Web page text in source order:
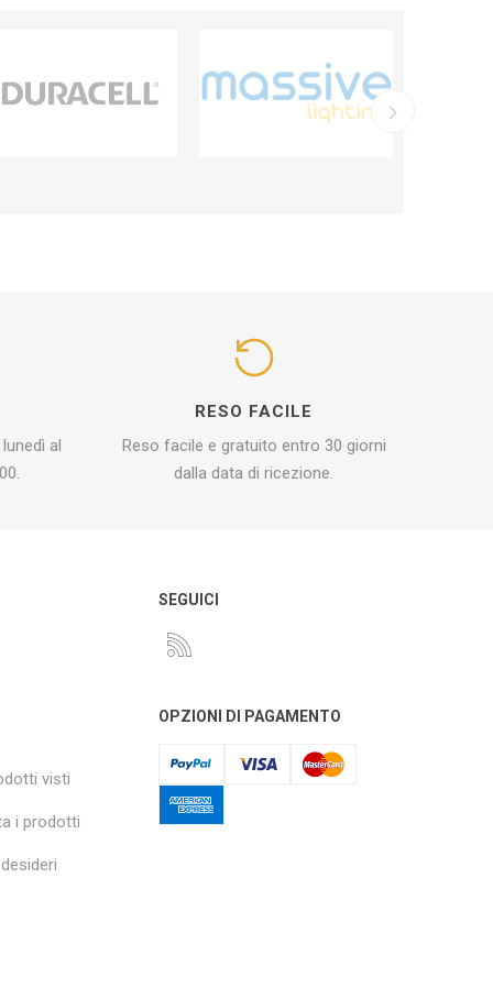
al
RESO FACILE
Reso facile e gratuito entro 30 giorni
dalla data di ricezione.
visti
i prodotti
SEGUICI
OPZIONI DI PAGAMENTO